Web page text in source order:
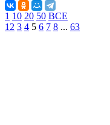
1 10 20 50 ВСЕ
1 2 3 4 5 6 7 8 ... 63